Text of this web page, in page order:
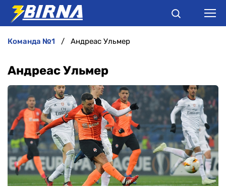
АНАЛІТИКА
ІНТЕРВ'Ю
РІЗНЕ
БУКМЕКЕРИ
команда №1 Андреас Ульмер
Андреас Ульмер